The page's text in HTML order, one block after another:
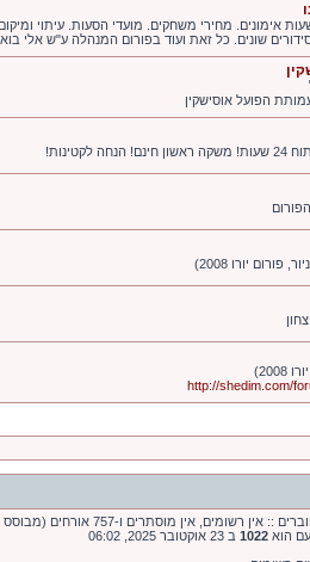
אימונים. מחירי משחקים. מועדי הסעות. עיתוי
שונים. כל זאת ועוד בפורום המנהלה ע"ש אלי
הפועל אוסישקין
יורו 2008)
http://shedim.com/
אין מוסתרים ו-757 אורחים (מבוסס על משתמשים פעילים ב-5 הדקות האחרונות)
הוא 1022 ב 23 אוקטובר 2025, 06:02